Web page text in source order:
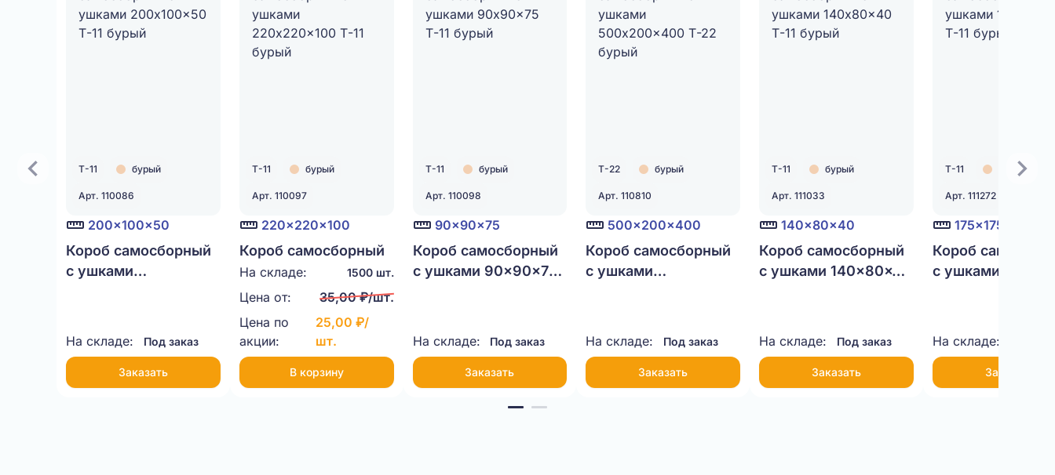
Т-11 бурый
Арт. 110086
200x100x50
Короб самосборный
с ушками
На складе: Под заказ
Заказать
Т-11 бурый
Арт. 110097
220x220x100
Короб самосборный
с ушками
220x220x100 Т-11
На складе: 1500 шт.
Цена от:
35,00 ₽/шт.
Цена по
акции:
25,00 ₽/
шт.
В корзину
Т-11 бурый
Арт. 110098
90x90x75
Короб самосборный
с ушками 90x90x75
На складе: Под заказ
Заказать
Т-22 бурый
Арт. 110810
500x200x400
Короб самосборный
с ушками
На складе: Под заказ
Заказать
Т-11 бурый
Арт. 111033
140x80x40
Короб самосборный
с ушками 140x80x40
На складе: Под заказ
Заказать
Т-11 бурый
Арт. 111272
175x175x30
Короб
с ушками
На складе:
Заказать